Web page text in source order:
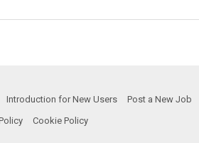
Introduction for New Users Post a New Job
Cookie Policy